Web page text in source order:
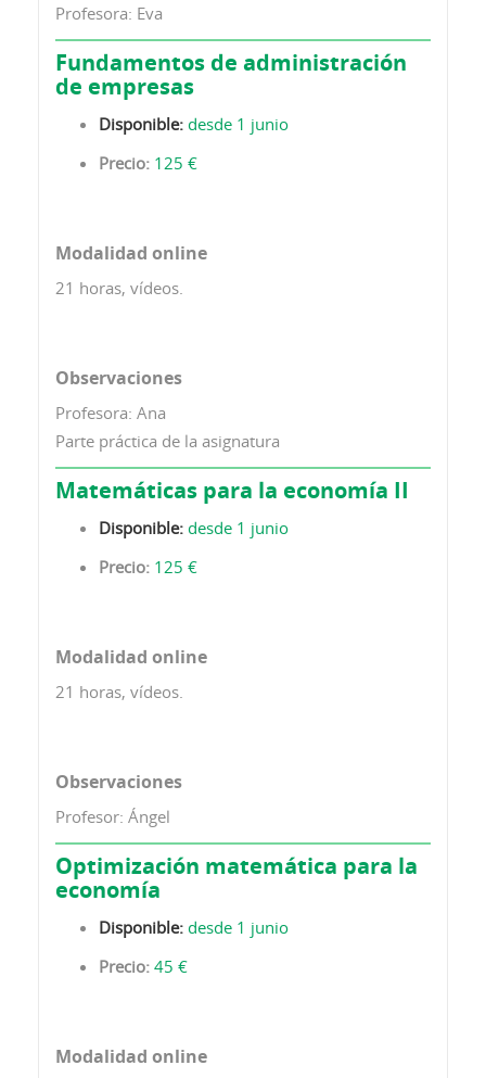
Profesora: Eva
Fundamentos de administración
de empresas
Disponible: desde 1 junio
Precio: 125 €
Modalidad online
21 horas, vídeos.
Observaciones
Profesora: Ana
Parte práctica de la asignatura
Matemáticas para la economía II
Disponible: desde 1 junio
Precio: 125 €
Modalidad online
21 horas, vídeos.
Observaciones
Profesor: Ángel
Optimización matemática para la
economía
Disponible: desde 1 junio
Precio: 45 €
Modalidad online